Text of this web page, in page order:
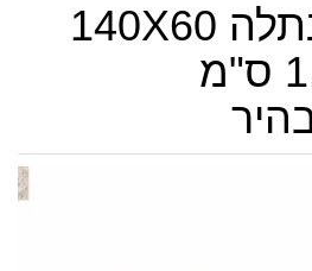
מזרון אישי נתלה 140X60
ס"מ עובי 1.5 ס"מ